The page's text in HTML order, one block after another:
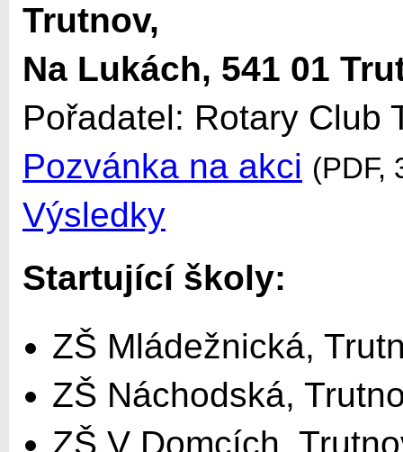
Trutnov,
Na Lukách, 541 01
Pořadatel: Rotary Club
Pozvánka na akci (PDF,
Výsledky
Startující školy:
ZŠ Mládežnická,
ZŠ Náchodská,
ZŠ V Domcích,